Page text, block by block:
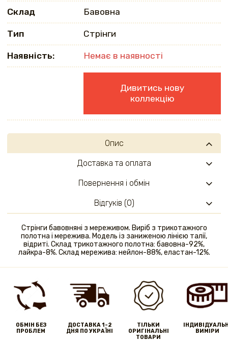
Склад Бавовна
Тип Стрінги
Наявність: Немає в наявності
Дивитись нову
коллекцію
Опис
Стрінги бавовняні з мереживом. Виріб з трикотажного
полотна і мережива. Модель із заниженою лінією талії,
відриті. Склад трикотажного полотна: бавовна-92%,
лайкра-8%. Склад мережива: нейлон-88%, еластан-12%.
Доставка та оплата
Повернення і обмін
Відгуків (0)
ОБМІН БЕЗ
ПРОБЛЕМ
ДОСТАВКА 1-2
ДНЯ ПО УКРАЇНІ
ТІЛЬКИ
ОРИГІНАЛЬНІ
ТОВАРИ
ВИМІРИ